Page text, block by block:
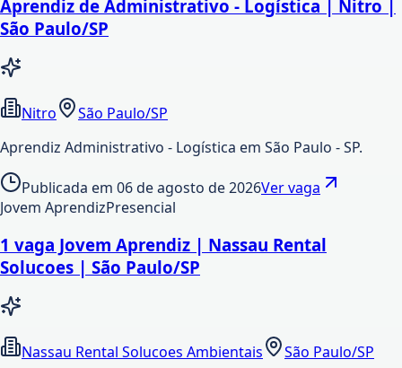
Aprendiz de Administrativo - Logística | Nitro |
São Paulo/SP
Nitro
São Paulo/SP
Aprendiz Administrativo - Logística em São Paulo - SP.
Publicada em 06 de agosto de 2026Ver vaga
Jovem AprendizPresencial
1 vaga Jovem Aprendiz | Nassau Rental
Solucoes | São Paulo/SP
Nassau Rental Solucoes Ambientais
São Paulo/SP